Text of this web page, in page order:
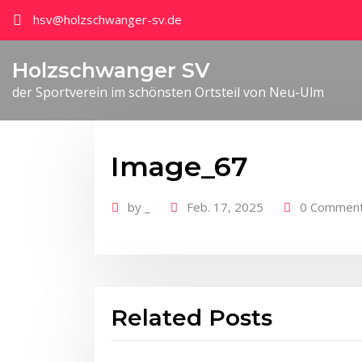
hsv@holzschwanger-sv.de
Holzschwanger SV
der Sportverein im schönsten Ortsteil von Neu-Ulm
Image_67
by Feb. 17, 2025 0
Related Posts